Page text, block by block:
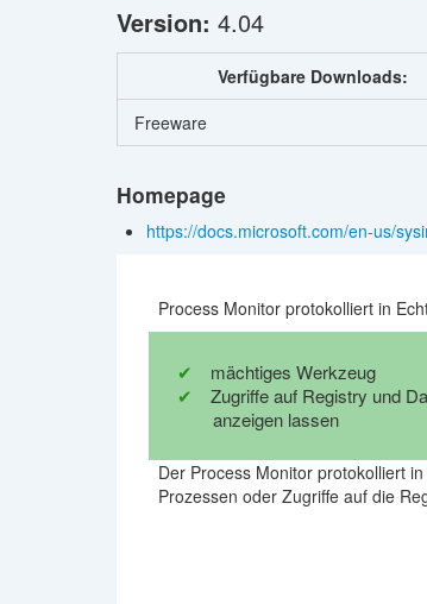
Version: 4.04
Verfügbare Downloads:
Freeware
Homepage
https://docs.microsoft.com/en-us/
Process Monitor protokolliert in
mächtiges Werkzeug
Zugriffe auf Registry und
anzeigen lassen
Der Process Monitor protokolliert
Prozessen oder Zugriffe auf die